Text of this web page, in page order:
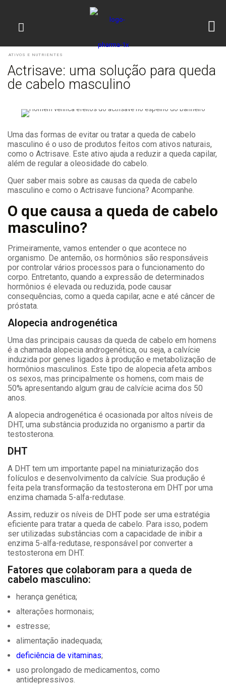
ATIVOS E NUTRIENTES
Actrisave: uma solução para queda
de cabelo masculino
Uma das formas de evitar ou tratar a queda de cabelo
masculino é o uso de produtos feitos com ativos naturais,
como o Actrisave. Este ativo ajuda a reduzir a queda capilar,
além de regular a oleosidade do cabelo.
Quer saber mais sobre as causas da queda de cabelo
masculino e como o Actrisave funciona? Acompanhe.
O que causa a queda de cabelo
masculino?
Primeiramente, vamos entender o que acontece no
organismo. De antemão, os hormônios são responsáveis
por controlar vários processos para o funcionamento do
corpo. Entretanto, quando a expressão de determinados
hormônios é elevada ou reduzida, pode causar
consequências, como a queda capilar, acne e até câncer de
próstata.
Alopecia androgenética
Uma das principais causas da queda de cabelo em homens
é a chamada alopecia androgenética, ou seja, a calvície
induzida por genes ligados à produção e metabolização de
hormônios masculinos. Este tipo de alopecia afeta ambos
os sexos, mas principalmente os homens, com mais de
50% apresentando algum grau de calvície acima dos 50
anos.
A alopecia androgenética é ocasionada por altos níveis de
DHT, uma substância produzida no organismo a partir da
testosterona.
DHT
A DHT tem um importante papel na miniaturização dos
folículos e desenvolvimento da calvície. Sua produção é
feita pela transformação da testosterona em DHT por uma
enzima chamada 5-alfa-redutase.
Assim, reduzir os níveis de DHT pode ser uma estratégia
eficiente para tratar a queda de cabelo. Para isso, podem
ser utilizadas substâncias com a capacidade de inibir a
enzima 5-alfa-redutase, responsável por converter a
testosterona em DHT.
Fatores que colaboram para a queda de
cabelo masculino:
herança genética;
alterações hormonais;
estresse;
alimentação inadequada;
deficiência de vitaminas;
uso prolongado de medicamentos, como
antidepressivos.